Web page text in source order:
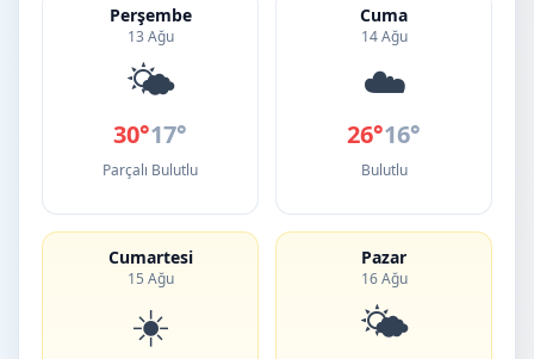
Perşembe
13 Ağu
🌤️
30°17°
Parçalı Bulutlu
Cuma
14 Ağu
☁️
26°16°
Bulutlu
Cumartesi
15 Ağu
☀️
Pazar
16 Ağu
🌤️